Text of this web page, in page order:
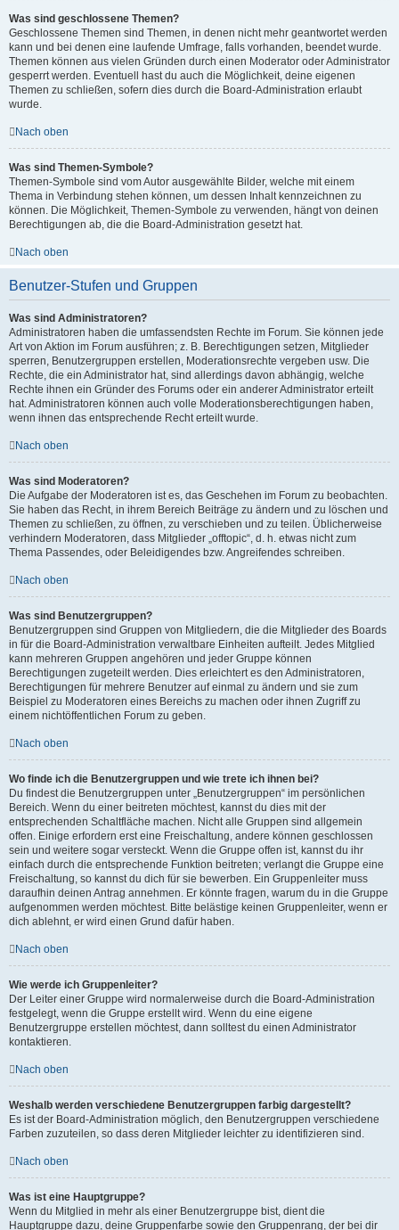
Was sind geschlossene Themen?
Geschlossene Themen sind Themen, in denen nicht mehr geantwortet werden
kann und bei denen eine laufende Umfrage, falls vorhanden, beendet wurde.
Themen können aus vielen Gründen durch einen Moderator oder Administrator
gesperrt werden. Eventuell hast du auch die Möglichkeit, deine eigenen
Themen zu schließen, sofern dies durch die Board-Administration erlaubt
wurde.
Nach oben
Was sind Themen-Symbole?
Themen-Symbole sind vom Autor ausgewählte Bilder, welche mit einem
Thema in Verbindung stehen können, um dessen Inhalt kennzeichnen zu
können. Die Möglichkeit, Themen-Symbole zu verwenden, hängt von deinen
Berechtigungen ab, die die Board-Administration gesetzt hat.
Nach oben
Benutzer-Stufen und Gruppen
Was sind Administratoren?
Administratoren haben die umfassendsten Rechte im Forum. Sie können jede
Art von Aktion im Forum ausführen; z. B. Berechtigungen setzen, Mitglieder
sperren, Benutzergruppen erstellen, Moderationsrechte vergeben usw. Die
Rechte, die ein Administrator hat, sind allerdings davon abhängig, welche
Rechte ihnen ein Gründer des Forums oder ein anderer Administrator erteilt
hat. Administratoren können auch volle Moderationsberechtigungen haben,
wenn ihnen das entsprechende Recht erteilt wurde.
Nach oben
Was sind Moderatoren?
Die Aufgabe der Moderatoren ist es, das Geschehen im Forum zu beobachten.
Sie haben das Recht, in ihrem Bereich Beiträge zu ändern und zu löschen und
Themen zu schließen, zu öffnen, zu verschieben und zu teilen. Üblicherweise
verhindern Moderatoren, dass Mitglieder „offtopic“, d. h. etwas nicht zum
Thema Passendes, oder Beleidigendes bzw. Angreifendes schreiben.
Nach oben
Was sind Benutzergruppen?
Benutzergruppen sind Gruppen von Mitgliedern, die die Mitglieder des Boards
in für die Board-Administration verwaltbare Einheiten aufteilt. Jedes Mitglied
kann mehreren Gruppen angehören und jeder Gruppe können
Berechtigungen zugeteilt werden. Dies erleichtert es den Administratoren,
Berechtigungen für mehrere Benutzer auf einmal zu ändern und sie zum
Beispiel zu Moderatoren eines Bereichs zu machen oder ihnen Zugriff zu
einem nichtöffentlichen Forum zu geben.
Nach oben
Wo finde ich die Benutzergruppen und wie trete ich ihnen bei?
Du findest die Benutzergruppen unter „Benutzergruppen“ im persönlichen
Bereich. Wenn du einer beitreten möchtest, kannst du dies mit der
entsprechenden Schaltfläche machen. Nicht alle Gruppen sind allgemein
offen. Einige erfordern erst eine Freischaltung, andere können geschlossen
sein und weitere sogar versteckt. Wenn die Gruppe offen ist, kannst du ihr
einfach durch die entsprechende Funktion beitreten; verlangt die Gruppe eine
Freischaltung, so kannst du dich für sie bewerben. Ein Gruppenleiter muss
daraufhin deinen Antrag annehmen. Er könnte fragen, warum du in die Gruppe
aufgenommen werden möchtest. Bitte belästige keinen Gruppenleiter, wenn er
dich ablehnt, er wird einen Grund dafür haben.
Nach oben
Wie werde ich Gruppenleiter?
Der Leiter einer Gruppe wird normalerweise durch die Board-Administration
festgelegt, wenn die Gruppe erstellt wird. Wenn du eine eigene
Benutzergruppe erstellen möchtest, dann solltest du einen Administrator
kontaktieren.
Nach oben
Weshalb werden verschiedene Benutzergruppen farbig dargestellt?
Es ist der Board-Administration möglich, den Benutzergruppen verschiedene
Farben zuzuteilen, so dass deren Mitglieder leichter zu identifizieren sind.
Nach oben
Was ist eine Hauptgruppe?
Wenn du Mitglied in mehr als einer Benutzergruppe bist, dient die
Hauptgruppe dazu, deine Gruppenfarbe sowie den Gruppenrang, der bei dir